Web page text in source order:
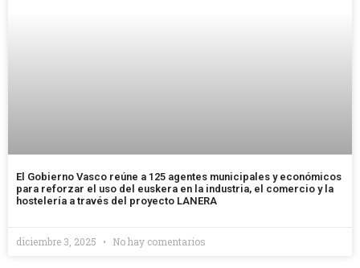
El Gobierno Vasco reúne a 125 agentes municipales y económicos
para reforzar el uso del euskera en la industria, el comercio y la
hostelería a través del proyecto LANERA
diciembre 3, 2025 No hay comentarios